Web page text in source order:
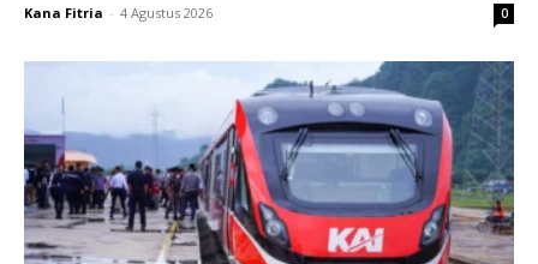
Kana Fitria - 4 Agustus 2026 0